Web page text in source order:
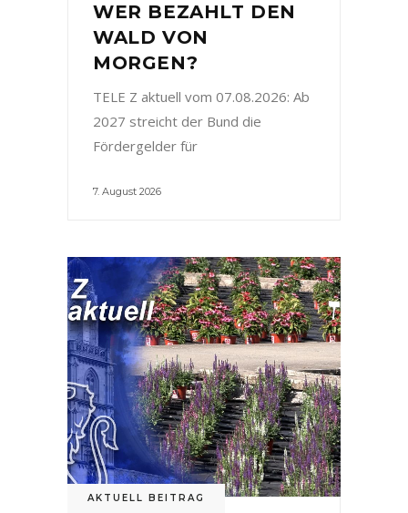
WER BEZAHLT DEN
WALD VON
MORGEN?
TELE Z aktuell vom 07.08.2026: Ab
2027 streicht der Bund die
Fördergelder für
7. August 2026
AKTUELL BEITRAG